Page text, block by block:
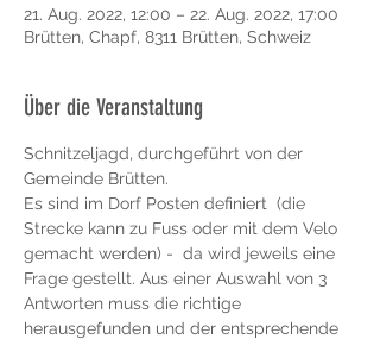
21. Aug. 2022, 12:00 – 22. Aug. 2022, 17:00
Brütten, Chapf, 8311 Brütten, Schweiz
Über die Veranstaltung
Schnitzeljagd, durchgeführt von der
Gemeinde Brütten.
Es sind im Dorf Posten definiert  (die
Strecke kann zu Fuss oder mit dem Velo
gemacht werden) -  da wird jeweils eine
Frage gestellt. Aus einer Auswahl von 3
Antworten muss die richtige
herausgefunden und der entsprechende